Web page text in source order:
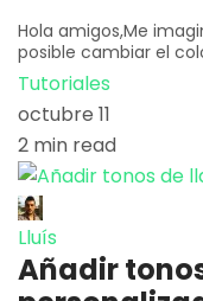
Hola amigos,Me
posible cambiar el
Tutoriales
octubre 11
2 min read
Lluís
Añadir